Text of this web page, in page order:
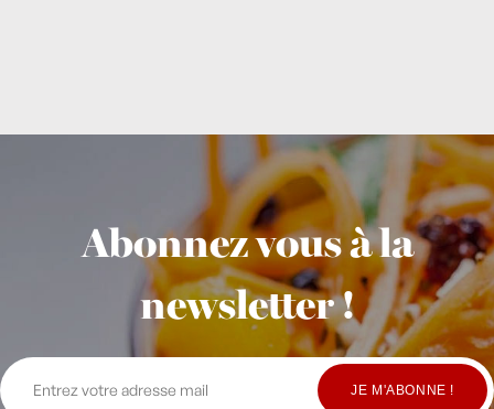
Abonnez vous à la
newsletter !